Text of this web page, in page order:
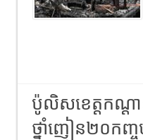
ប៉ូលិសខេត្ដកណ្ដ
ថ្នាំញៀន២០កញ្ច